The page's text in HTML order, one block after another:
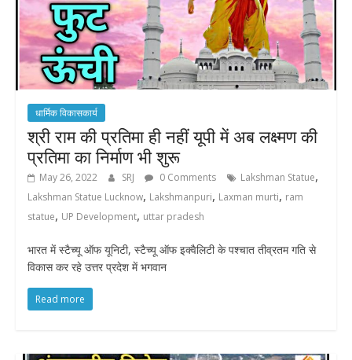
धार्मिक विकासकार्य
श्री राम की प्रतिमा ही नहीं यूपी में अब लक्ष्मण की
प्रतिमा का निर्माण भी शुरू
May 26, 2022 SRJ 0 Comments Lakshman Statue,
Lakshman Statue Lucknow, Lakshmanpuri, Laxman murti, ram
statue, UP Development, uttar pradesh
भारत में स्टैच्यू ऑफ यूनिटी, स्टैच्यू ऑफ इक्वैलिटी के पश्चात तीव्रतम गति से
विकास कर रहे उत्तर प्रदेश में भगवान
Read more